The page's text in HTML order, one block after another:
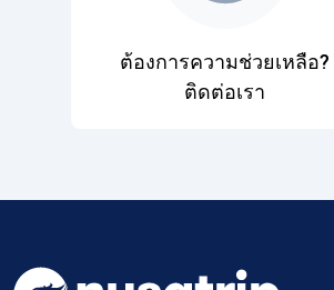
ต้องการความช่วยเหลือ?
ติดต่อเรา